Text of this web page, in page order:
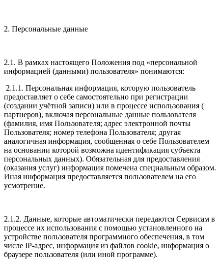
2. Персональные данные
2.1. В рамках настоящего Положения под «персональной
информацией (данными) пользователя» понимаются:
2.1.1. Персональная информация, которую пользователь
предоставляет о себе самостоятельно при регистрации
(создании учётной записи) или в процессе использования (
партнеров), включая персональные данные пользователя
(фамилия, имя Пользователя; адрес электронной почты
Пользователя; номер телефона Пользователя; другая
аналогичная информация, сообщенная о себе Пользователем
на основании которой возможна идентификация субъекта
персональных данных). Обязательная для предоставления
(оказания услуг) информация помечена специальным образом.
Иная информация предоставляется пользователем на его
усмотрение.
2.1.2. Данные, которые автоматически передаются Сервисам в
процессе их использования с помощью установленного на
устройстве пользователя программного обеспечения, в том
числе IP-адрес, информация из файлов cookie, информация о
браузере пользователя (или иной программе).